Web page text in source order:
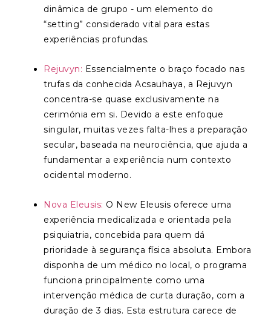
dinâmica de grupo - um elemento do
“setting” considerado vital para estas
experiências profundas.
Rejuvyn: Essencialmente o braço focado nas
trufas da conhecida Acsauhaya, a Rejuvyn
concentra-se quase exclusivamente na
cerimónia em si. Devido a este enfoque
singular, muitas vezes falta-lhes a preparação
secular, baseada na neurociência, que ajuda a
fundamentar a experiência num contexto
ocidental moderno.
Nova Eleusis: O New Eleusis oferece uma
experiência medicalizada e orientada pela
psiquiatria, concebida para quem dá
prioridade à segurança física absoluta. Embora
disponha de um médico no local, o programa
funciona principalmente como uma
intervenção médica de curta duração, com a
duração de 3 dias. Esta estrutura carece de